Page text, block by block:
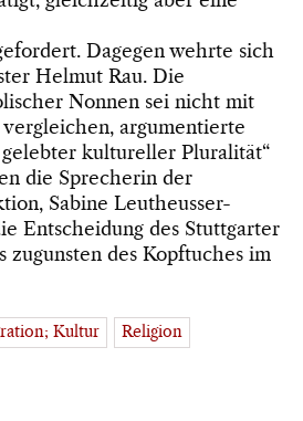
Dagegen wehrte sich
Helmut Rau. Die
Nonnen sei nicht mit
argumentierte
gelebter kultureller Pluralität“
die Sprecherin der
Sabine Leutheusser-
Entscheidung des Stuttgarter
zugunsten des Kopftuches im
Kultur Religion